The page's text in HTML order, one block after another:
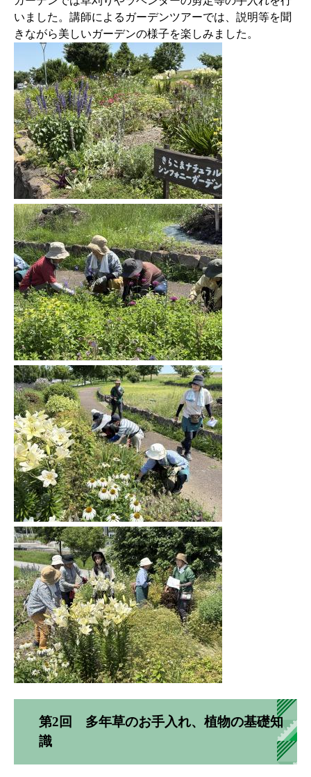
いました。講師によるガーデンツアーでは、説明等を聞
きながら美しいガーデンの様子を楽しみました。
第2回 多年草のお手入れ、植物の基礎知
識